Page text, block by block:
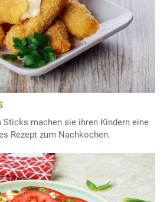
machen sie ihren Kindern eine
Rezept zum Nachkochen.